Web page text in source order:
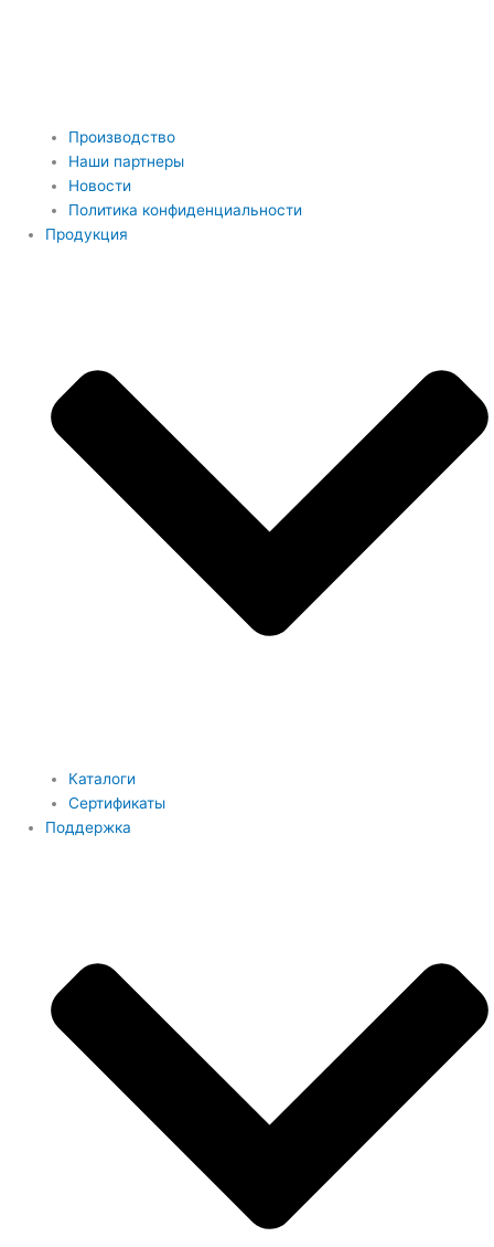
Производство
Наши партнеры
Новости
Политика конфиденциальности
Продукция
Каталоги
Сертификаты
Поддержка